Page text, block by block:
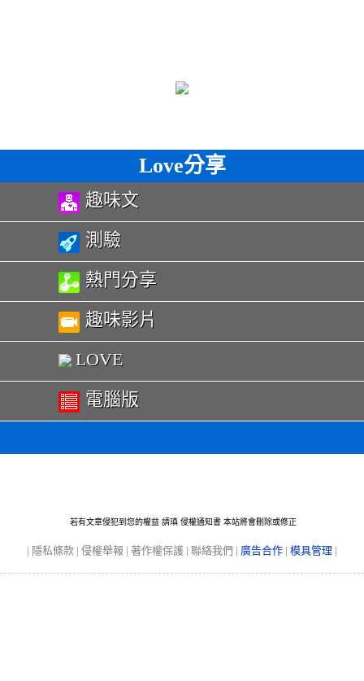
Love分享
趣味文
測驗
熱門分享
趣味影片
LOVE
電腦版
若有文章侵犯到您的權益 請瑱 侵權通知書 本站將會刪除或修正
| 隱私條款 | 侵權舉報 | 著作權保護 | 聯絡我們 | 廣告合作 | 模具管理 |